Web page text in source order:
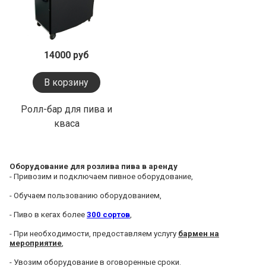
14000 руб
В корзину
Ролл-бар для пива и
кваса
Оборудование для розлива пива в аренду
- Привозим и подключаем пивное оборудование,
- Обучаем пользованию оборудованием,
- Пиво в кегах более 300 сортов,
- При необходимости, предоставляем услугу бармен на
мероприятие,
- Увозим оборудование в оговоренные сроки.